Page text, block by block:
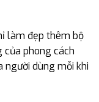
làm đẹp thêm bộ
của phong cách
người dùng mỗi khi